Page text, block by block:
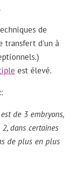
de
transfert d'un à
est élevé.
:
de 3 embryons,
dans certaines
de plus en plus